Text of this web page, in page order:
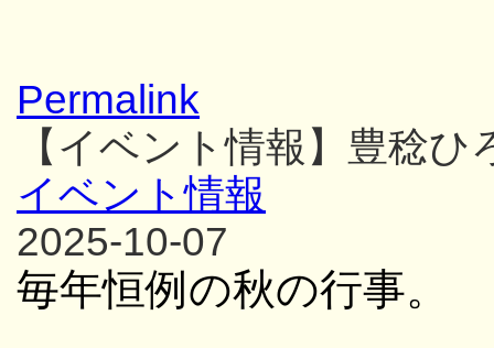
Permalink
【イベント情報】豊稔
イベント情報
2025-10-07
毎年恒例の秋の行事。